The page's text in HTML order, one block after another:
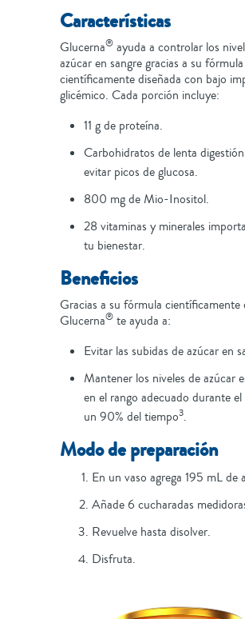
Características
Glucerna® ayuda a controlar los
azúcar en sangre gracias a su fórmula
científicamente diseñada con bajo
glicémico. Cada porción incluye:
11 g de proteína.
Carbohidratos de lenta
evitar picos de glucosa.
800 mg de Mio-Inositol.
28 vitaminas y minerales
tu bienestar.
Beneficios
Gracias a su fórmula científicamente
Glucerna® te ayuda a:
Evitar las subidas de azúcar en
Mantener los niveles de azúcar
en el rango adecuado durante el
un 90% del tiempo3.
Modo de preparación
En un vaso agrega 195 mL de
Añade 6 cucharadas
Revuelve hasta disolver.
Disfruta.